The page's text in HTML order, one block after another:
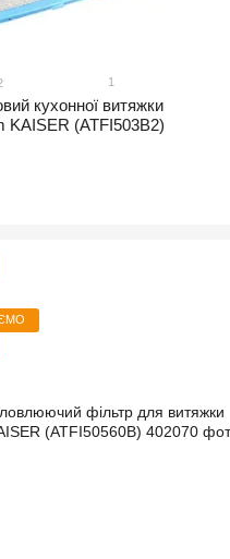
1
кухонної витяжки
KAISER (ATFI503B2)